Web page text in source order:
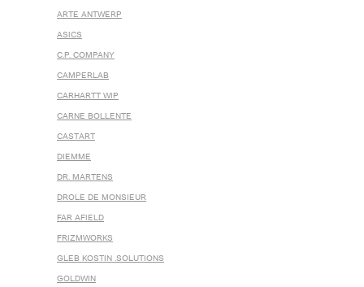
ARTE ANTWERP
ASICS
C.P. COMPANY
CAMPERLAB
CARHARTT WIP
CARNE BOLLENTE
CASTART
DIEMME
DR. MARTENS
DROLE DE MONSIEUR
FAR AFIELD
FRIZMWORKS
GLEB KOSTIN .SOLUTIONS
GOLDWIN